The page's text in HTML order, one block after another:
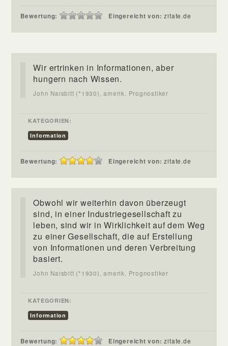
Bewertung: Eingereicht von:zitate.de
Wir ertrinken in Informationen, aber
hungern nach Wissen.
John Naisbitt (*1930), amerik. Prognostiker
KATEGORIEN:
Information
Bewertung: Eingereicht von:zitate.de
Obwohl wir weiterhin davon überzeugt
sind, in einer Industriegesellschaft zu
leben, sind wir in Wirklichkeit auf dem Weg
zu einer Gesellschaft, die auf Erstellung
von Informationen und deren Verbreitung
basiert.
John Naisbitt (*1930), amerik. Prognostiker
KATEGORIEN:
Information
Bewertung: Eingereicht von:zitate.de